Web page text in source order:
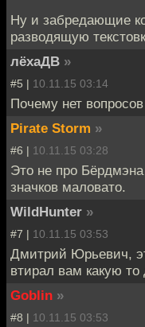
Ну и забредающие
разводящую
лёхаДВ »
#5 | 10.11.15 03:14
Почему нет
Pirate Storm »
#6 | 10.11.15 03:28
Это не про
значков маловато.
WildHunter »
#7 | 10.11.15 03:53
Дмитрий Юрьевич,
втирал вам какую то
Goblin »
#8 | 10.11.15 03:53